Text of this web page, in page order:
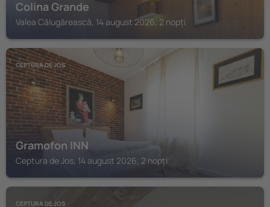
Colina Grande
Valea Călugărească, 14 august 2026, 2 nopți
CEPTURA DE JOS
Gramofon INN
Ceptura de Jos, 14 august 2026, 2 nopți
CEPTURA DE JOS